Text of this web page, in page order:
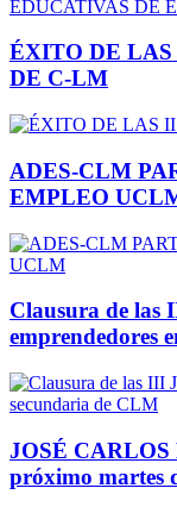
ÉXITO DE
DE C-LM
ADES-CLM
EMPLEO
Clausura de las
emprendedores
JOSÉ CARLOS
próximo martes